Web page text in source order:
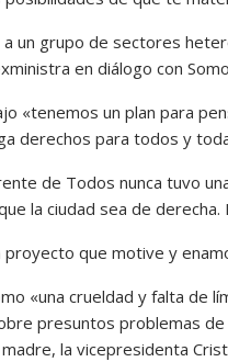
un grupo de sectores
en diálogo con
«tenemos un plan para
derechos para todos y
de Todos nunca tuvo
la ciudad sea de
que motive y
«una crueldad y falta de
presuntos problemas
la vicepresidenta